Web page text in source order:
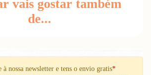
vais gostar também
de...
à nossa newsletter e tens o envio gratis*